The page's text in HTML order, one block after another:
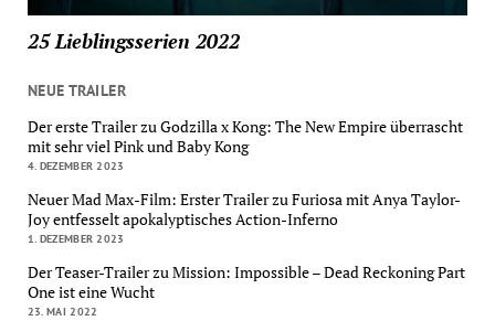
25 Lieblingsserien 2022
NEUE TRAILER
Der erste Trailer zu Godzilla x Kong: The New Empire überrascht
mit sehr viel Pink und Baby Kong
4. DEZEMBER 2023
Neuer Mad Max-Film: Erster Trailer zu Furiosa mit Anya Taylor-
Joy entfesselt apokalyptisches Action-Inferno
1. DEZEMBER 2023
Der Teaser-Trailer zu Mission: Impossible – Dead Reckoning Part
One ist eine Wucht
23. MAI 2022